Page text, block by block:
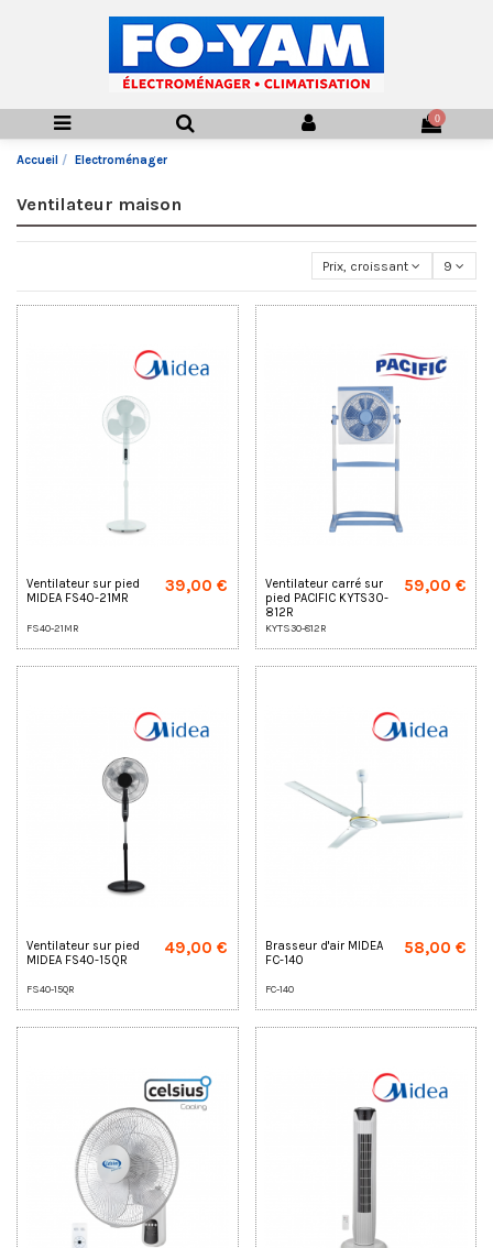
0
Accueil Electroménager
Ventilateur maison
Prix, croissant 9
Ventilateur sur pied
MIDEA FS40-21MR
FS40-21MR
39,00 €
Ventilateur carré sur
pied PACIFIC KYTS30-
812R
KYTS30-812R
59,00 €
Ventilateur sur pied
MIDEA FS40-15QR
FS40-15QR
49,00 €
Brasseur d'air MIDEA
FC-140
FC-140
58,00 €